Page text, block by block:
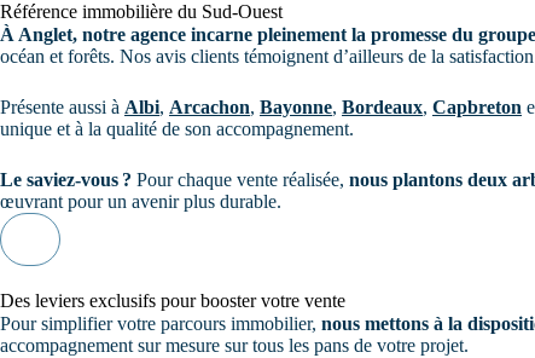
Référence immobilière du Sud-Ouest
À Anglet, notre agence incarne pleinement la promesse du
océan et forêts. Nos avis clients témoignent d’ailleurs de la
Présente aussi à Albi, Arcachon, Bayonne, Bordeaux, Capbreton
unique et à la qualité de son accompagnement.
Le saviez-vous ? Pour chaque vente réalisée, nous plantons deux
œuvrant pour un avenir plus durable.
Je contacte l'équipe
Des leviers exclusifs pour booster votre vente
Pour simplifier votre parcours immobilier, nous mettons à la
accompagnement sur mesure sur tous les pans de votre projet.